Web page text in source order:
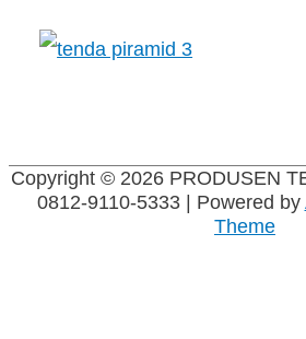
Copyright © 2026 PRODUSEN
0812-9110-5333| Powered by
Theme